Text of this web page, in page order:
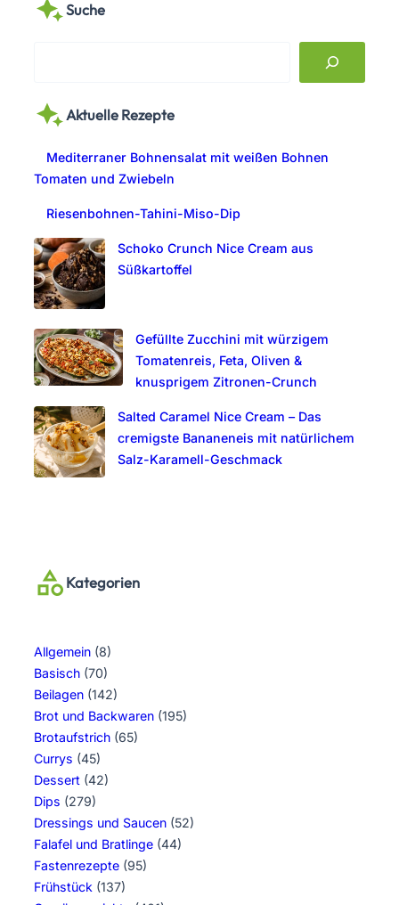
Suche
r
Aktuelle Rezepte
Mediterraner Bohnensalat mit weißen Bohnen
Tomaten und Zwiebeln
Riesenbohnen-Tahini-Miso-Dip
Schoko Crunch Nice Cream aus
Süßkartoffel
Gefüllte Zucchini mit würzigem
Tomatenreis, Feta, Oliven &
knusprigem Zitronen-Crunch
Salted Caramel Nice Cream – Das
cremigste Bananeneis mit natürlichem
Salz-Karamell-Geschmack
Kategorien
Allgemein (8)
Basisch (70)
Beilagen (142)
Brot und Backwaren (195)
Brotaufstrich (65)
Currys (45)
Dessert (42)
Dips (279)
Dressings und Saucen (52)
Falafel und Bratlinge (44)
Fastenrezepte (95)
Frühstück (137)